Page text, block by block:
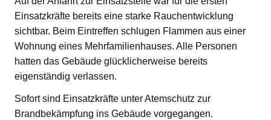
Einsatzkräfte bereits eine starke Rauchentwicklung
sichtbar. Beim Eintreffen schlugen Flammen aus einer
Wohnung eines Mehrfamilienhauses. Alle Personen
hatten das Gebäude glücklicherweise bereits
eigenständig verlassen.
Sofort sind Einsatzkräfte unter Atemschutz zur
Brandbekämpfung ins Gebäude vorgegangen.